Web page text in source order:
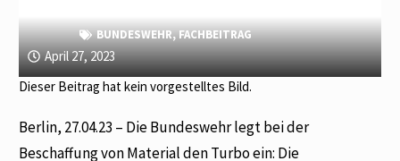
BUNDESWEHR,FACHBEITRAG
April 27, 2023
Dieser Beitrag hat kein vorgestelltes Bild.
Berlin, 27.04.23 – Die Bundeswehr legt bei der
Beschaffung von Material den Turbo ein: Die